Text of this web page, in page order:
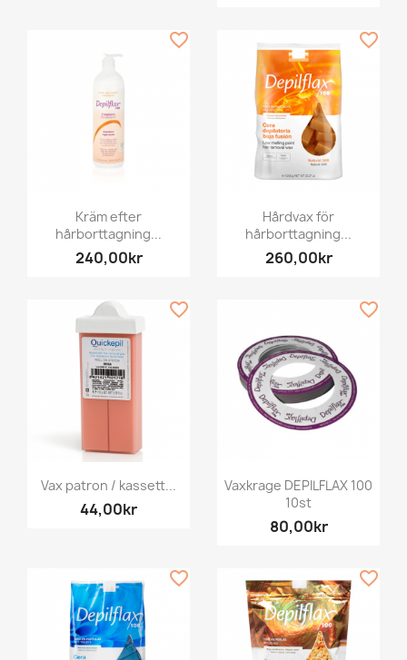
Kräm efter
hårborttagning...
240,00kr
favorite_border
Hårdvax för
hårborttagning...
260,00kr
favorite_border
Vax patron / kassett...
44,00kr
favorite_border
Vaxkrage DEPILFLAX 100
10st
80,00kr
favorite_border
favorite_border favorite_border